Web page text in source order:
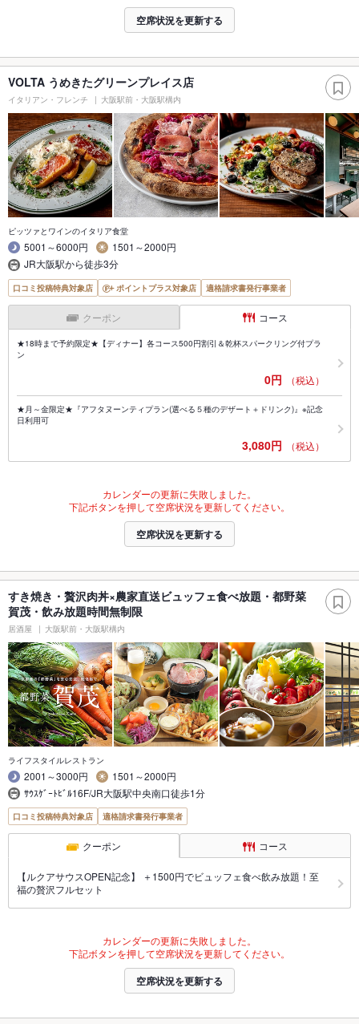
空席状況を更新する
VOLTA うめきたグリーンプレイス店
イタリアン・フレンチ 大阪駅前・大阪駅構内
ピッツァとワインのイタリア食堂
5001～6000円
1501～2000円
JR大阪駅から徒歩3分
口コミ投稿特典対象店 ポイントプラス対象店 適格請求書発行事業者
クーポン コース
★18時まで予約限定★【ディナー】各コース500円割引＆乾杯スパークリング付プラ
ン
0円 （税込）
★月～金限定★『アフタヌーンティプラン(選べる５種のデザート＋ドリンク)』※記念
日利用可
3,080円 （税込）
カレンダーの更新に失敗しました。
下記ボタンを押して空席状況を更新してください。
空席状況を更新する
すき焼き・贅沢肉丼×農家直送ビュッフェ食べ放題・都野菜
賀茂・飲み放題時間無制限
居酒屋 大阪駅前・大阪駅構内
ライフスタイルレストラン
2001～3000円
1501～2000円
ｻｳｽｹﾞｰﾄﾋﾞﾙ16F/JR大阪駅中央南口徒歩1分
口コミ投稿特典対象店 適格請求書発行事業者
クーポン コース
【ルクアサウスOPEN記念】 ＋1500円でビュッフェ食べ飲み放題！至
福の贅沢フルセット
カレンダーの更新に失敗しました。
下記ボタンを押して空席状況を更新してください。
空席状況を更新する